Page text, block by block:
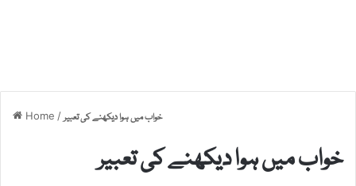
Home /خواب میں ہوا دیکھنے کی تعبیر
خواب میں ہوا دیکھنے کی تعبیر